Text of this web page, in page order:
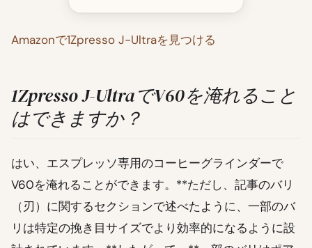
Amazonで1Zpresso J-Ultraを見つける
1Zpresso J-UltraでV60を淹れること
はできますか？
はい、エスプレッソ専用のコーヒーグラインダーで
V60を淹れることができます。**ただし、記事のバリ
（刃）に関するセクションで述べたように、一部のバ
リは特定の挽き目サイズでより効率的になるように設